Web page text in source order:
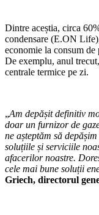
Dintre aceștia, circa
condensare (E.ON
economie la consum
De exemplu, anul
centrale termice pe zi.
„Am depășit definitiv
doar un furnizor de
ne așteptăm să
soluțiile și serviciile
afacerilor noastre.
cele mai bune soluții
Griech, directorul